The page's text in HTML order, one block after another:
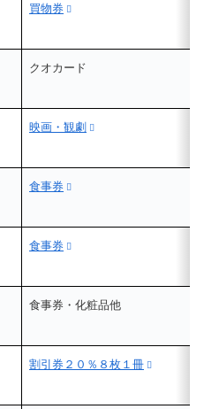
買物券
クオカード
映画・観劇
食事券
食事券
食事券・化粧品他
割引券２０％８枚１冊